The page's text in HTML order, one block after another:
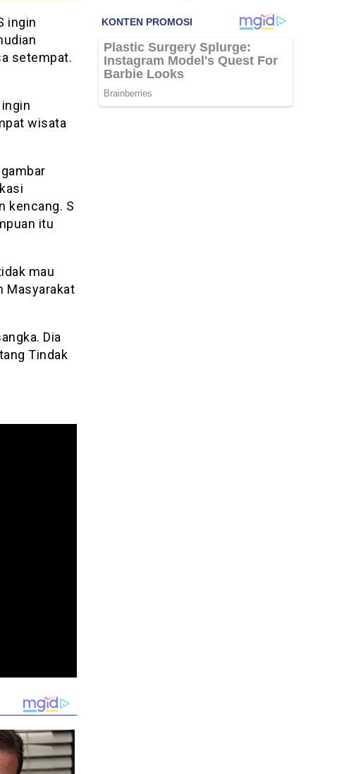
ingin
setempat.
wisata
kencang. S
itu
mau
Masyarakat
Dia
Tindak